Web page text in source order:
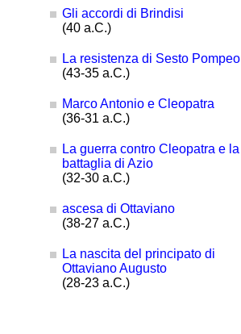
Gli accordi di Brindisi
(40 a.C.)
La resistenza di Sesto Pompeo
(43-35 a.C.)
Marco Antonio e Cleopatra
(36-31 a.C.)
La guerra contro Cleopatra e la
battaglia di Azio
(32-30 a.C.)
ascesa di Ottaviano
(38-27 a.C.)
La nascita del principato di
Ottaviano Augusto
(28-23 a.C.)